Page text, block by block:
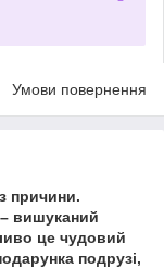
Умови повернення
причини.
вишуканий
це чудовий
подрузі,